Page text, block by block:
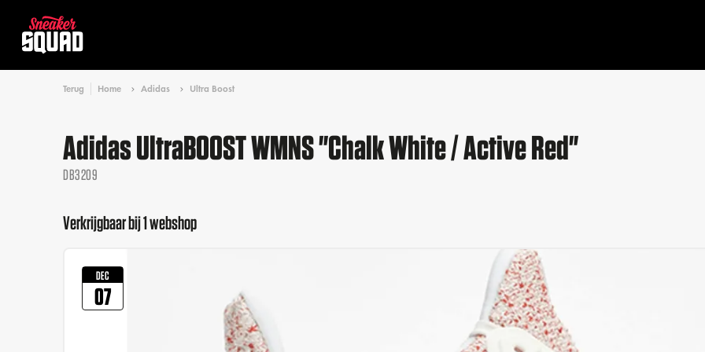
Terug Home Adidas Ultra Boost
Adidas UltraBOOST WMNS "Chalk White / Active Red"
DB3209
Verkrijgbaar bij 1 webshop
DEC
07